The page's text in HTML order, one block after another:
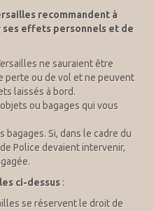
recommandent à
ses effets personnels et de
ne sauraient être
perte ou de vol et ne peuvent
laissés à bord.
ou bagages qui vous
bagages. Si, dans le cadre du
Police devaient intervenir,
ci-dessus :
se réservent le droit de